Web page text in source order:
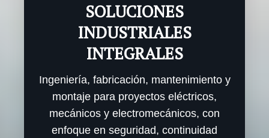
SOLUCIONES
INDUSTRIALES
INTEGRALES
Ingeniería, fabricación, mantenimiento y
montaje para proyectos eléctricos,
mecánicos y electromecánicos, con
enfoque en seguridad, continuidad